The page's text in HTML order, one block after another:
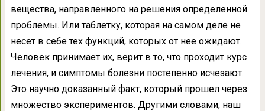
вещества, направленного на решения определенной
проблемы. Или таблетку, которая на самом деле не
несет в себе тех функций, которых от нее ожидают.
Человек принимает их, верит в то, что проходит курс
лечения, и симптомы болезни постепенно исчезают.
Это научно доказанный факт, который прошел через
множество экспериментов. Другими словами, наш